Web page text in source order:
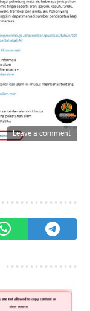
Leave a comment